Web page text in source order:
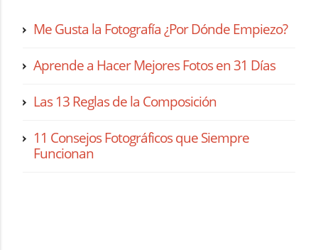
Me Gusta la Fotografía ¿Por Dónde Empiezo?
Aprende a Hacer Mejores Fotos en 31 Días
Las 13 Reglas de la Composición
11 Consejos Fotográficos que Siempre
Funcionan